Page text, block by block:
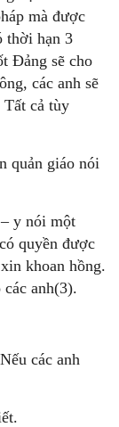
mà được
thời hạn 3
Ðảng sẽ cho
các anh sẽ
cả tùy
quản giáo nói
y nói một
quyền được
khoan hồng.
anh(3).
các anh